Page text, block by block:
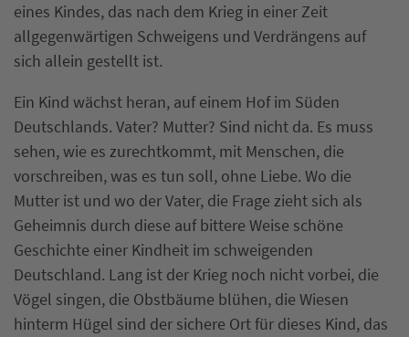
eines Kindes, das nach dem Krieg in einer Zeit
allgegenwärtigen Schweigens und Verdrängens auf
sich allein gestellt ist.
Ein Kind wächst heran, auf einem Hof im Süden
Deutschlands. Vater? Mutter? Sind nicht da. Es muss
sehen, wie es zurechtkommt, mit Menschen, die
vorschreiben, was es tun soll, ohne Liebe. Wo die
Mutter ist und wo der Vater, die Frage zieht sich als
Geheimnis durch diese auf bittere Weise schöne
Geschichte einer Kindheit im schweigenden
Deutschland. Lang ist der Krieg noch nicht vorbei, die
Vögel singen, die Obstbäume blühen, die Wiesen
hinterm Hügel sind der sichere Ort für dieses Kind, das